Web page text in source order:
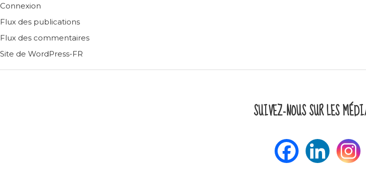
Connexion
Flux des publications
Flux des commentaires
Site de WordPress-FR
SUIVEZ-NOUS SUR LES